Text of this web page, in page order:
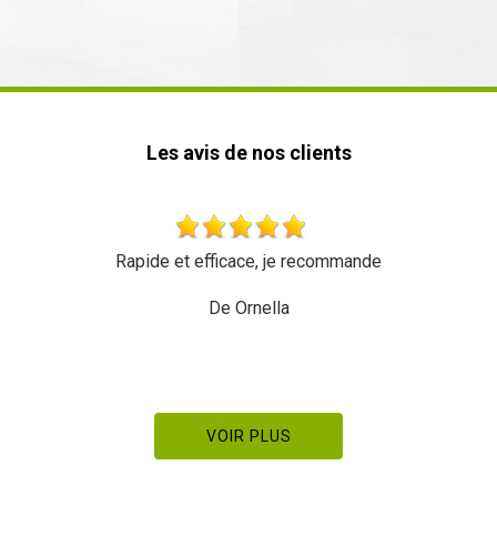
Les avis de nos clients
et efficace, je recommande
Très beau travail
VOIR PLUS